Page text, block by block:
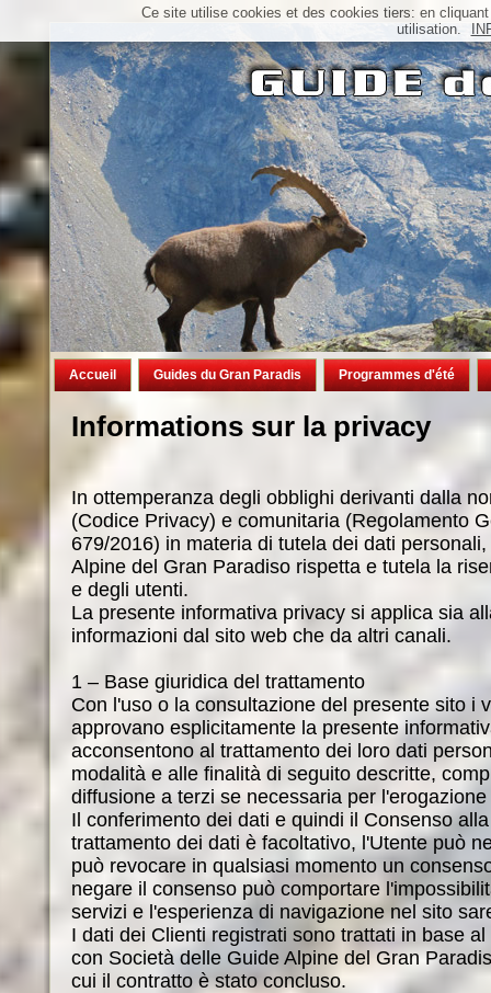
Accueil Guides du Gran Paradis Programmes d'été
Informations sur la privacy
In ottemperanza degli obblighi derivanti dalla
(Codice Privacy) e comunitaria (Regolamento
679/2016) in materia di tutela dei dati
Alpine del Gran Paradiso rispetta e tutela la
e degli utenti.
La presente informativa privacy si applica sia
informazioni dal sito web che da altri canali.
1 – Base giuridica del trattamento
Con l'uso o la consultazione del presente sito i
approvano esplicitamente la presente
acconsentono al trattamento dei loro dati
modalità e alle finalità di seguito descritte,
diffusione a terzi se necessaria per
Il conferimento dei dati e quindi il Consenso
trattamento dei dati è facoltativo, l'Utente può
può revocare in qualsiasi momento un
negare il consenso può comportare
servizi e l'esperienza di navigazione nel sito
I dati dei Clienti registrati sono trattati in base
con Società delle Guide Alpine del Gran
cui il contratto è stato concluso.
Ce site utilise cookies et des cookies tiers: en
utilisation.